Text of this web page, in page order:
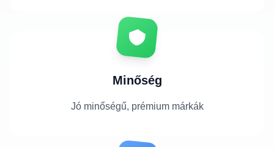
Minőség
Jó minőségű, prémium márkák